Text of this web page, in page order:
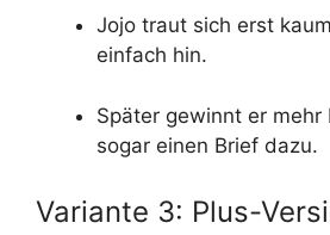
Jojo traut sich erst
einfach hin.
Später gewinnt er
sogar einen Brief dazu.
Variante 3: Plus-